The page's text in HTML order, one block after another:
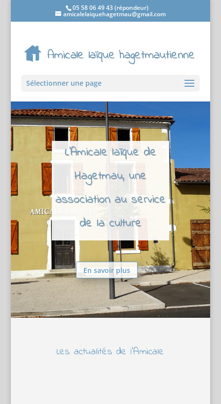
05 58 06 49 43 (répondeur)
amicalelaiquehagetmau@gmail.com
Sélectionner une page
L'Amicale laïque de
Hagetmau, une
association au service
de la culture
En savoir plus
Les actualités de l’Amicale